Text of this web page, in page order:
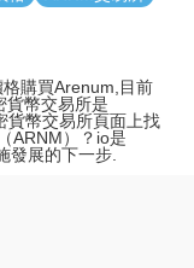
購買Arenum,目前
貨幣交易所是
貨幣交易所頁面上找
ARNM）？io是
發展的下一步.